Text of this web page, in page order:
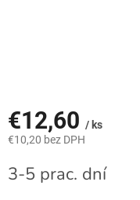
€12,60 / ks
€10,20 bez DPH
cena:
3-5 prac. dní